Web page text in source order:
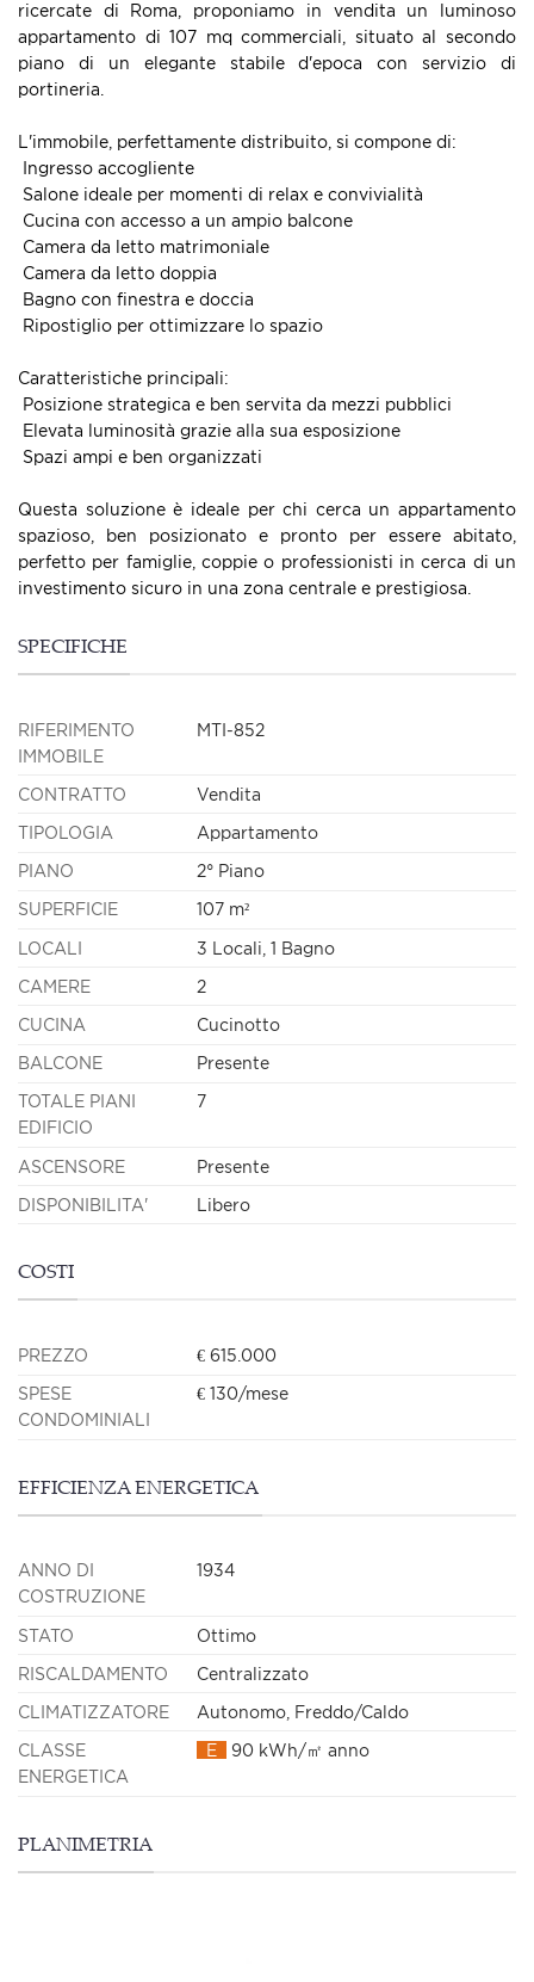
ricercate di Roma, proponiamo in vendita un luminoso
appartamento di 107 mq commerciali, situato al secondo
piano di un elegante stabile d'epoca con servizio di
portineria.
L'immobile, perfettamente distribuito, si compone di:
 Ingresso accogliente
 Salone ideale per momenti di relax e convivialità
 Cucina con accesso a un ampio balcone
 Camera da letto matrimoniale
 Camera da letto doppia
 Bagno con finestra e doccia
 Ripostiglio per ottimizzare lo spazio
Caratteristiche principali:
 Posizione strategica e ben servita da mezzi pubblici
 Elevata luminosità grazie alla sua esposizione
 Spazi ampi e ben organizzati
Questa soluzione è ideale per chi cerca un appartamento
spazioso, ben posizionato e pronto per essere abitato,
perfetto per famiglie, coppie o professionisti in cerca di un
investimento sicuro in una zona centrale e prestigiosa.
SPECIFICHE
RIFERIMENTO
IMMOBILE
MTI-852
CONTRATTO Vendita
TIPOLOGIA Appartamento
PIANO 2° Piano
SUPERFICIE 107 m²
LOCALI 3 Locali, 1 Bagno
CAMERE 2
CUCINA Cucinotto
BALCONE Presente
TOTALE PIANI
EDIFICIO
7
ASCENSORE Presente
DISPONIBILITA' Libero
COSTI
PREZZO € 615.000
SPESE
CONDOMINIALI
€ 130/mese
EFFICIENZA ENERGETICA
ANNO DI
COSTRUZIONE
1934
STATO Ottimo
RISCALDAMENTO Centralizzato
CLIMATIZZATORE Autonomo, Freddo/Caldo
CLASSE
ENERGETICA
E 90 kWh/㎡ anno
PLANIMETRIA